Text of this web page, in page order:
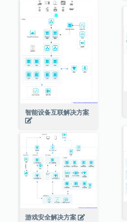
智能设备互联解决方案
游戏安全解决方案